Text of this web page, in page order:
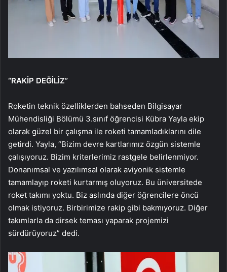
“RAKİP DEĞİLİZ”
Roketin teknik özelliklerden bahseden Bilgisayar
Mühendisliği Bölümü 3.sınıf öğrencisi Kübra Yayla ekip
olarak güzel bir çalışma ile roketi tamamladıklarını dile
getirdi. Yayla, “Bizim devre kartlarımız özgün sistemle
çalışıyoruz. Bizim kriterlerimiz rastgele belirlenmiyor.
Donanımsal ve yazılımsal olarak aviyonik sistemle
tamamlayıp roketi kurtarmış oluyoruz. Bu üniversitede
roket takımı yoktu. Biz aslında diğer öğrencilere öncü
olmak istiyoruz. Birbirimize rakip gibi bakmıyoruz. Diğer
takımlarla da dirsek teması yaparak projemizi
sürdürüyoruz” dedi.